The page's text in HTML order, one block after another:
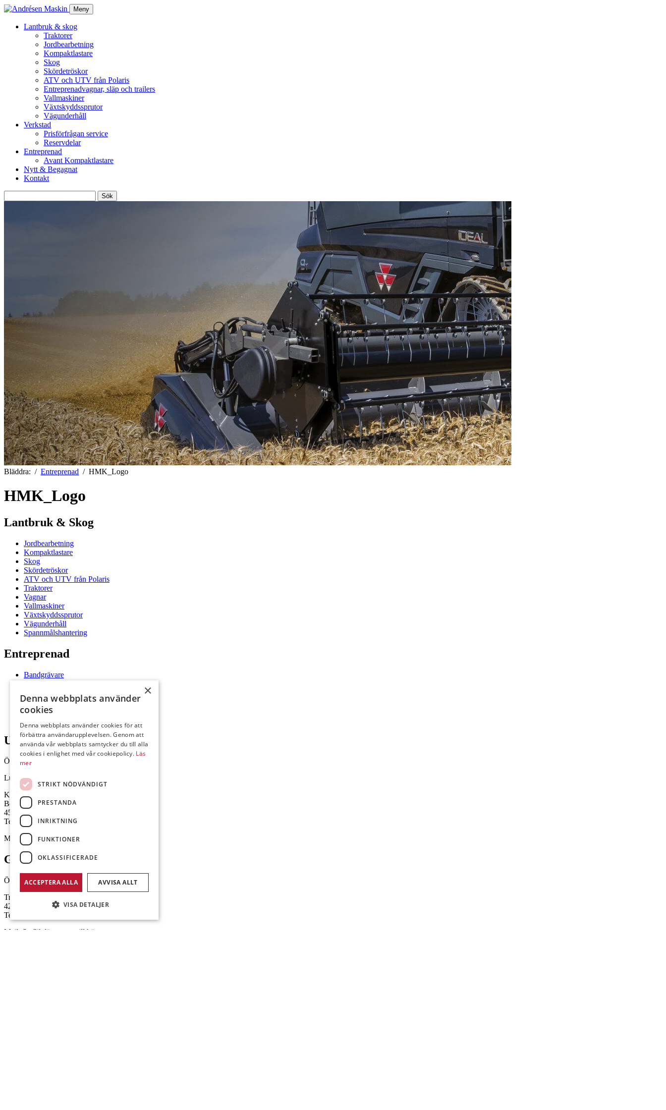
Meny
Lantbruk & skog
Traktorer
Jordbearbetning
Kompaktlastare
Skog
Skördetröskor
ATV och UTV från Polaris
Entreprenadvagnar, släp och trailers
Vallmaskiner
Växtskyddssprutor
Vägunderhåll
Verkstad
Prisförfrågan service
Reservdelar
Entreprenad
Avant Kompaktlastare
Nytt & Begagnat
Kontakt
efter:
Bläddra: Entreprenad HMK_Logo
HMK_Logo
Lantbruk & Skog
Jordbearbetning
Kompaktlastare
Skog
Skördetröskor
ATV och UTV från Polaris
Traktorer
Vagnar
Vallmaskiner
Växtskyddssprutor
Vägunderhåll
Spannmålshantering
Entreprenad
Bandgrävare
Minigrävare
Lastare
Uddevalla
Öppettider: 07:30-16:30
Lunchstängt 12.15-13.00
Kurödsvägen 5,
Box 584
451 22 Uddevalla
Telefon: 0522-99950
Mejl: Se flik längst ner till höger.
Göteborg
Öppettider: 08.00-16.00
Transportgatan 4,
422 46 Hisings Backa
Telefon: 0708-115352
Mejl: Se flik längst ner till höger.
×
Denna webbplats använder
cookies
Denna webbplats använder cookies för att
förbättra användarupplevelsen. Genom att
använda vår webbplats samtycker du till alla
cookies i enlighet med vår cookiepolicy. Läs
mer
STRIKT NÖDVÄNDIGT
PRESTANDA
INRIKTNING
FUNKTIONER
OKLASSIFICERADE
ACCEPTERA ALLA AVVISA ALLT
VISA DETALJER